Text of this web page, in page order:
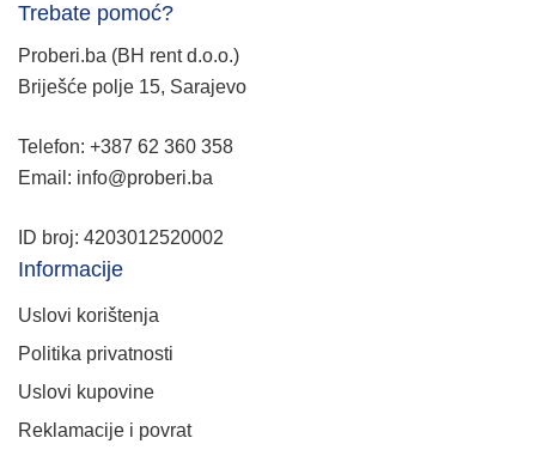
Trebate pomoć?
Proberi.ba (BH rent d.o.o.)
Briješće polje 15, Sarajevo
Telefon: +387 62 360 358
Email: info@proberi.ba
ID broj: 4203012520002
Informacije
Uslovi korištenja
Politika privatnosti
Uslovi kupovine
Reklamacije i povrat